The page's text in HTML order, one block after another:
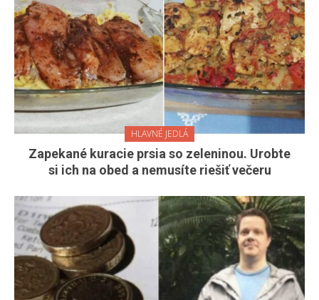
HLAVNÉ JEDLÁ
Zapekané kuracie prsia so zeleninou. Urobte
si ich na obed a nemusíte riešiť večeru